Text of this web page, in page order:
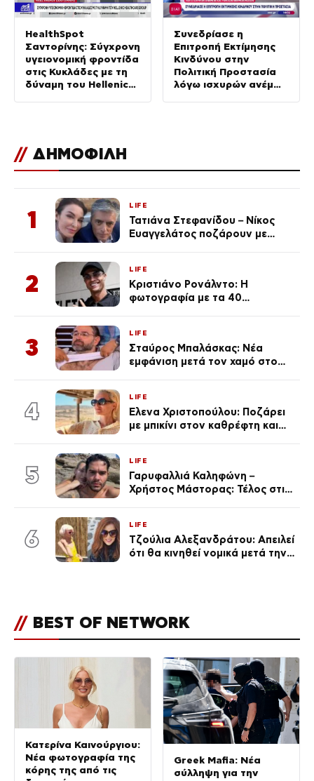
HealthSpot
Σαντορίνης: Σύγχρονη
υγειονομική φροντίδα
στις Κυκλάδες με τη
δύναμη του Hellenic
Συνεδρίασε η
Επιτροπή Εκτίμησης
Κινδύνου στην
Πολιτική Προστασία
λόγω ισχυρών ανέμων
// ΔΗΜΟΦΙΛΗ
1
LIFE
Τατιάνα Στεφανίδου – Νίκος
Ευαγγελάτος ποζάρουν με
2
LIFE
Κριστιάνο Ρονάλντο: Η
φωτογραφία με τα 40
εκ. likes
3
LIFE
Σταύρος Μπαλάσκας: Νέα
εμφάνιση μετά τον χαμό στο
4
LIFE
Έλενα Χριστοπούλου: Ποζάρει
με μπικίνι στον καθρέφτη και
καθεμία…» (Βίντεο)
5
LIFE
Γαρυφαλλιά Καληφώνη –
Χρήστος Μάστορας: Τέλος στις
6
LIFE
Τζούλια Αλεξανδράτου: Απειλεί
ότι θα κινηθεί νομικά μετά την
// BEST OF NETWORK
Κατερίνα Καινούργιου:
Νέα φωτογραφία της
κόρης της από τις
Greek Mafia: Νέα
σύλληψη για την